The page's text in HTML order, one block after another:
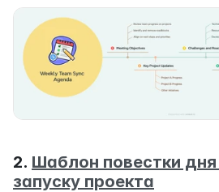
2. Шаблон повестки дня
запуску проекта